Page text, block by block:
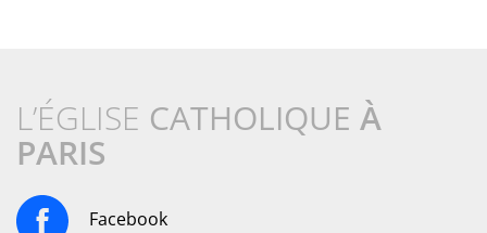
L’ÉGLISE CATHOLIQUE À
PARIS
Facebook